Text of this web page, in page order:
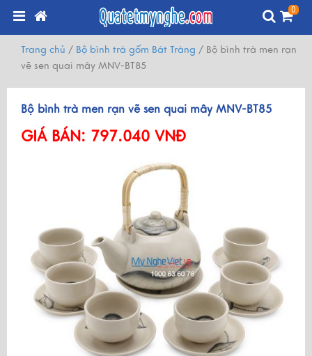
0
Trang chủ / Bộ bình trà gốm Bát Tràng / Bộ bình trà men rạn
vẽ sen quai mây MNV-BT85
Bộ bình trà men rạn vẽ sen quai mây MNV-BT85
GIÁ BÁN: 797.040 VNĐ